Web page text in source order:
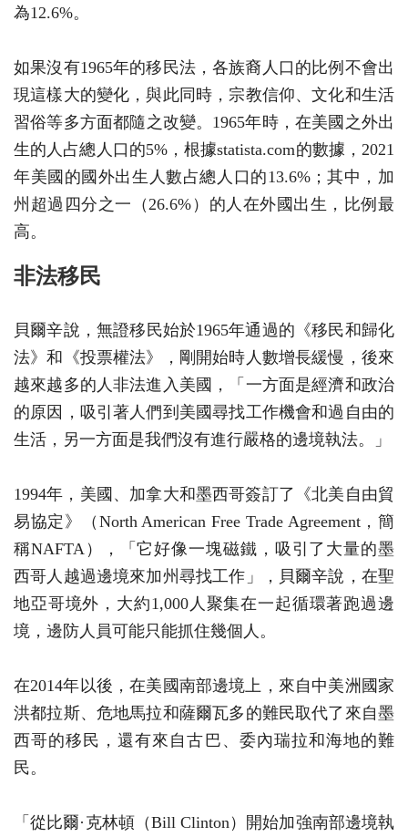
為12.6%。
如果沒有1965年的移民法，各族裔人口的比例不會出
現這樣大的變化，與此同時，宗教信仰、文化和生活
習俗等多方面都隨之改變。1965年時，在美國之外出
生的人占總人口的5%，根據statista.com的數據，2021
年美國的國外出生人數占總人口的13.6%；其中，加
州超過四分之一（26.6%）的人在外國出生，比例最
高。
非法移民
貝爾辛說，無證移民始於1965年通過的《移民和歸化
法》和《投票權法》，剛開始時人數增長緩慢，後來
越來越多的人非法進入美國，「一方面是經濟和政治
的原因，吸引著人們到美國尋找工作機會和過自由的
生活，另一方面是我們沒有進行嚴格的邊境執法。」
1994年，美國、加拿大和墨西哥簽訂了《北美自由貿
易協定》（North American Free Trade Agreement，簡
稱NAFTA），「它好像一塊磁鐵，吸引了大量的墨
西哥人越過邊境來加州尋找工作」，貝爾辛說，在聖
地亞哥境外，大約1,000人聚集在一起循環著跑過邊
境，邊防人員可能只能抓住幾個人。
在2014年以後，在美國南部邊境上，來自中美洲國家
洪都拉斯、危地馬拉和薩爾瓦多的難民取代了來自墨
西哥的移民，還有來自古巴、委內瑞拉和海地的難
民。
「從比爾·克林頓（Bill Clinton）開始加強南部邊境執